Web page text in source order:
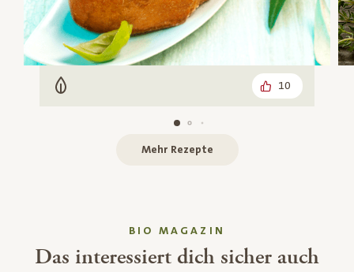
Vegetarisch 10
Mehr Rezepte
BIO MAGAZIN
Das interessiert dich sicher auch